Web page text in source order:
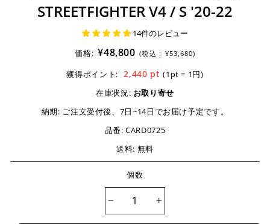
STREETFIGHTER V4 / S '20-22
14件のレビュー
価格: ¥48,800 (税込 : ¥53,680)
獲得ポイント: 2,440 pt(1pt = 1円)
在庫状況: お取り寄せ
納期: ご注文受付後、7日~14日でお届け予定です。
品番:CARD0725
送料: 無料
個数